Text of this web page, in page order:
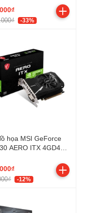
-33%
họa MSI GeForce
AERO ITX 4GD4
-12%